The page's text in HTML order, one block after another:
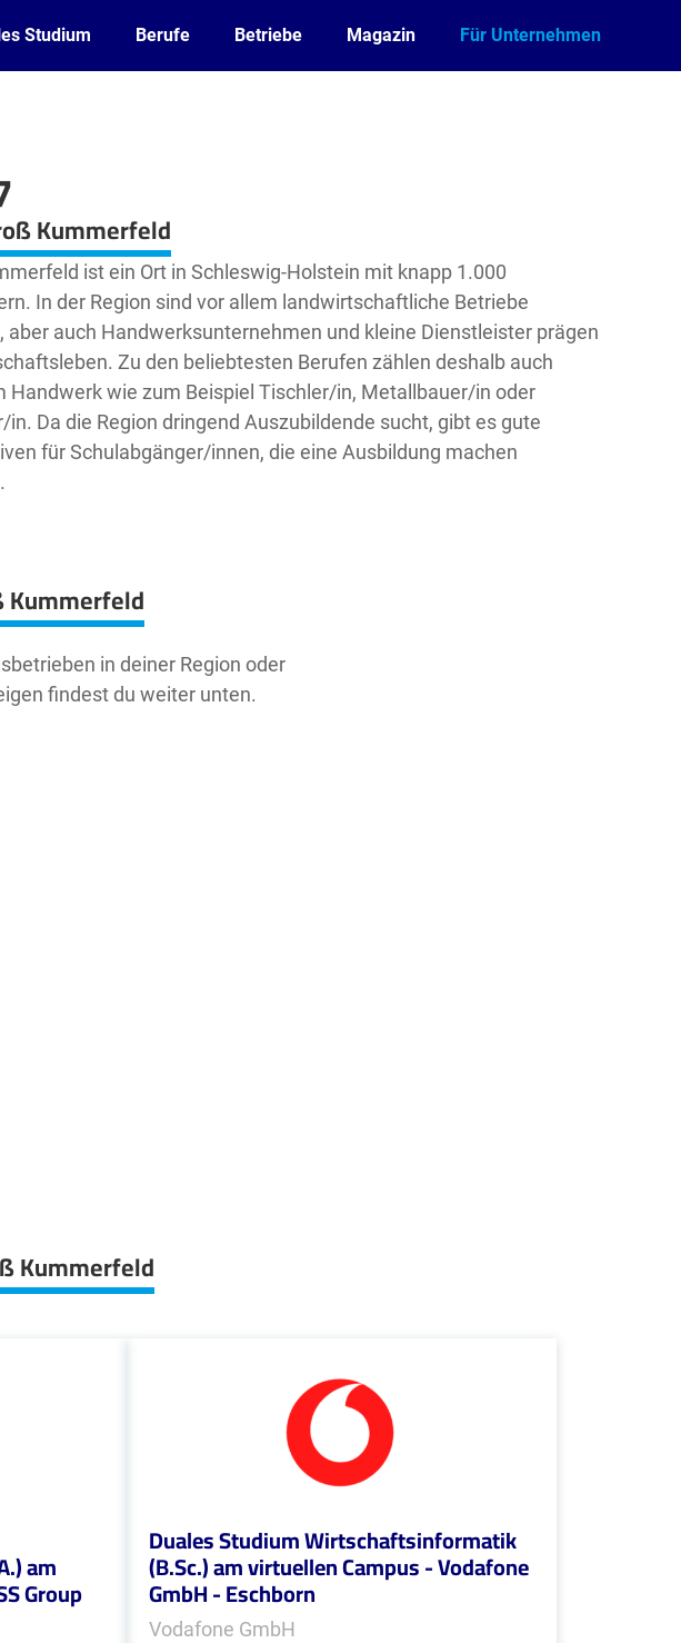
Studium Berufe Betriebe Magazin Für Unternehmen
Kummerfeld
ist ein Ort in Schleswig-Holstein mit knapp 1.000
In der Region sind vor allem landwirtschaftliche Betriebe
aber auch Handwerksunternehmen und kleine Dienstleister prägen
Zu den beliebtesten Berufen zählen deshalb auch
Handwerk wie zum Beispiel Tischler/in, Metallbauer/in oder
in. Da die Region dringend Auszubildende sucht, gibt es gute
für Schulabgänger/innen, die eine Ausbildung machen
Kummerfeld
in deiner Region oder
findest du weiter unten.
Kummerfeld
am
Group
Duales Studium Wirtschaftsinformatik
(B.Sc.) am virtuellen Campus - Vodafone
GmbH - Eschborn
Vodafone GmbH